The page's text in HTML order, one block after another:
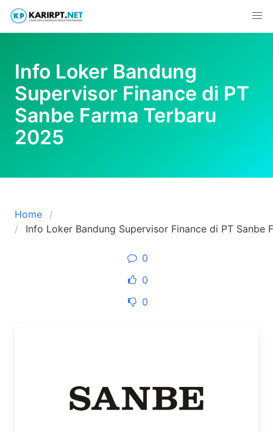
Skip
content
Info Loker Bandung
Supervisor Finance di PT
Sanbe Farma Terbaru
2025
Home
Info Loker Bandung Supervisor Finance di PT Sanbe
0
0
0